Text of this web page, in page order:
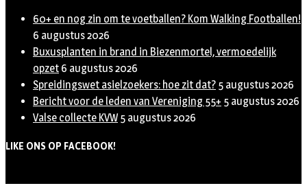
60+ en nog zin om te voetballen? Kom Walking Footballen!
6 augustus 2026
Buxusplanten in brand in Biezenmortel, vermoedelijk
opzet 6 augustus 2026
Spreidingswet asielzoekers: hoe zit dat? 5 augustus 2026
Bericht voor de leden van Vereniging 55+ 5 augustus 2026
Valse collecte KVW 5 augustus 2026
LIKE ONS OP FACEBOOK!